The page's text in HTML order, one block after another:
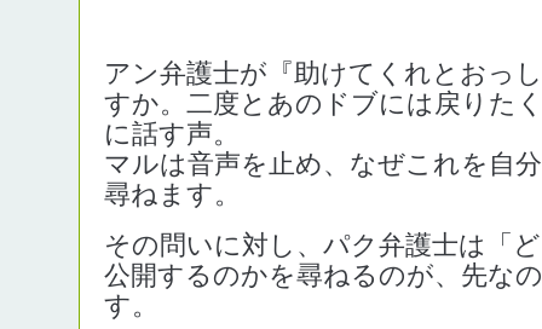
アン弁護士が『助けてくれとおっ
すか。二度とあのドブには戻りた
に話す声。
マルは音声を止め、なぜこれを自
尋ねます。
その問いに対し、パク弁護士は「
公開するのかを尋ねるのが、先な
す。